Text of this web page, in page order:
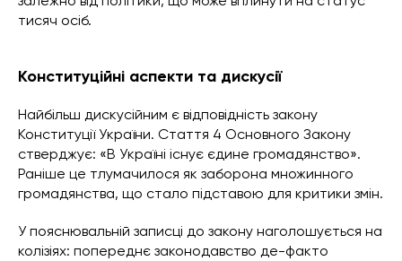
тисяч осіб.
Конституційні аспекти та дискусії
Найбільш дискусійним є відповідність закону
Конституції України. Стаття 4 Основного Закону
стверджує: «В Україні існує єдине громадянство».
Раніше це тлумачилося як заборона множинного
громадянства, що стало підставою для критики змін.
У пояснювальній записці до закону наголошується на
колізіях: попереднє законодавство де-факто